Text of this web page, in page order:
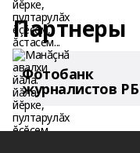
Партнеры
Фотобанк
журналистов РБ